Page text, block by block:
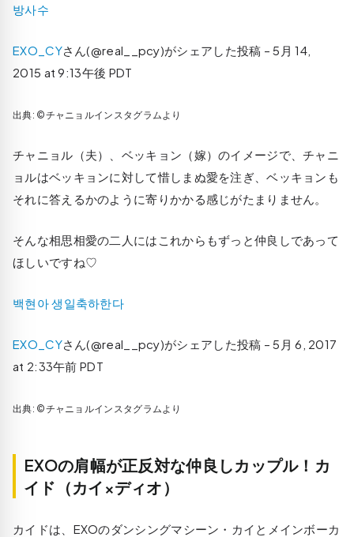
방사수
EXO_CYさん(@real__pcy)がシェアした投稿 –5月 14,
2015 at 9:13午後 PDT
出典: ©チャニョルインスタグラムより
チャニョル（夫）、ベッキョン（嫁）のイメージで、チャニ
ョルはベッキョンに対して惜しまぬ愛を注ぎ、ベッキョンも
それに答えるかのように寄りかかる感じがたまりません。
そんな相思相愛の二人にはこれからもずっと仲良しであって
ほしいですね♡
백현아 생일축하한다
EXO_CYさん(@real__pcy)がシェアした投稿 –5月 6, 2017
at 2:33午前 PDT
出典: ©チャニョルインスタグラムより
EXOの肩幅が正反対な仲良しカップル！カ
イド（カイ×ディオ）
カイドは、EXOのダンシングマシーン・カイとメインボーカ